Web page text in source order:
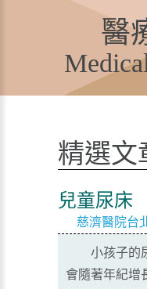
醫
精選文
兒童尿床
慈濟醫院台
小孩子的尿
會隨著年紀增